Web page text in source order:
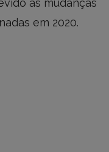
às mudanças
em 2020.